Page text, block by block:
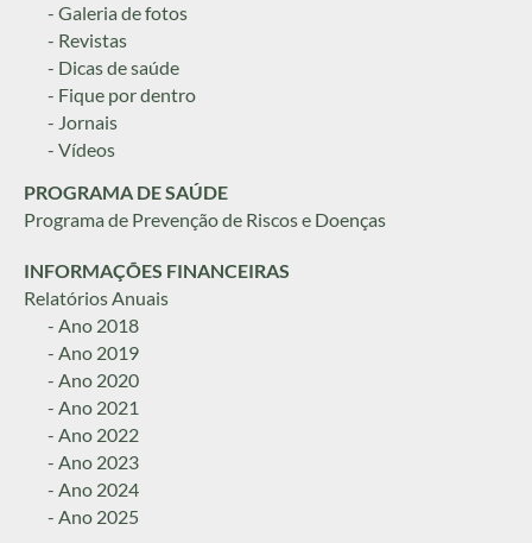
- Galeria de fotos
- Revistas
- Dicas de saúde
- Fique por dentro
- Jornais
- Vídeos
PROGRAMA DE SAÚDE
Programa de Prevenção de Riscos e Doenças
INFORMAÇÕES FINANCEIRAS
Relatórios Anuais
- Ano 2018
- Ano 2019
- Ano 2020
- Ano 2021
- Ano 2022
- Ano 2023
- Ano 2024
- Ano 2025